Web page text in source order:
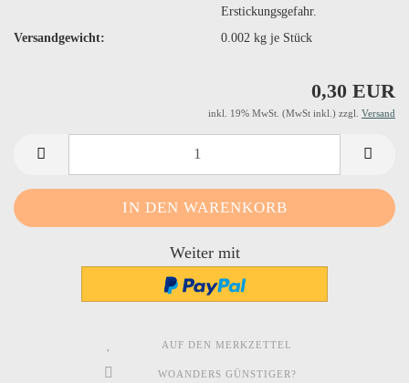
Erstickungsgefahr.
Versandgewicht:
0.002kg je Stück
0,30 EUR
inkl. 19% MwSt. (MwSt inkl.) zzgl. Versand
Weiter mit
AUF DEN MERKZETTEL
WOANDERS GÜNSTIGER?